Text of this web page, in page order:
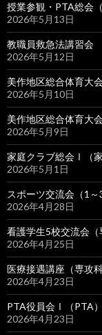
授業参観・PTA総会（
2026年5月13日
教職員救急法講習会
2026年5月12日
美作地区総合体育大会
2026年5月10日
美作地区総合体育大
2026年5月9日
家庭クラブ総会Ⅰ（家
2026年5月1日
スポーツ交流会（1～
2026年4月28日
看護学生5校交流会（
2026年4月25日
医療接遇講座（専攻科
2026年4月23日
PTA役員会Ⅰ（PTA）
2026年4月23日